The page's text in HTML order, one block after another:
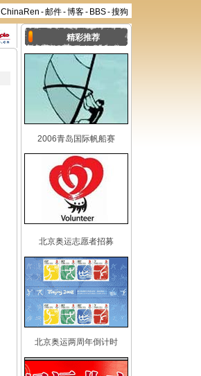
ChinaRen -邮件-博客- BBS-搜狗
精彩推荐
2006青岛国际帆船赛
北京奥运志愿者招募
北京奥运两周年倒计时